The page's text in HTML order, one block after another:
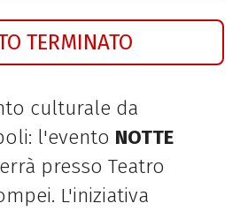
TERMINATO
culturale da
l'evento NOTTE
presso Teatro
L'iniziativa